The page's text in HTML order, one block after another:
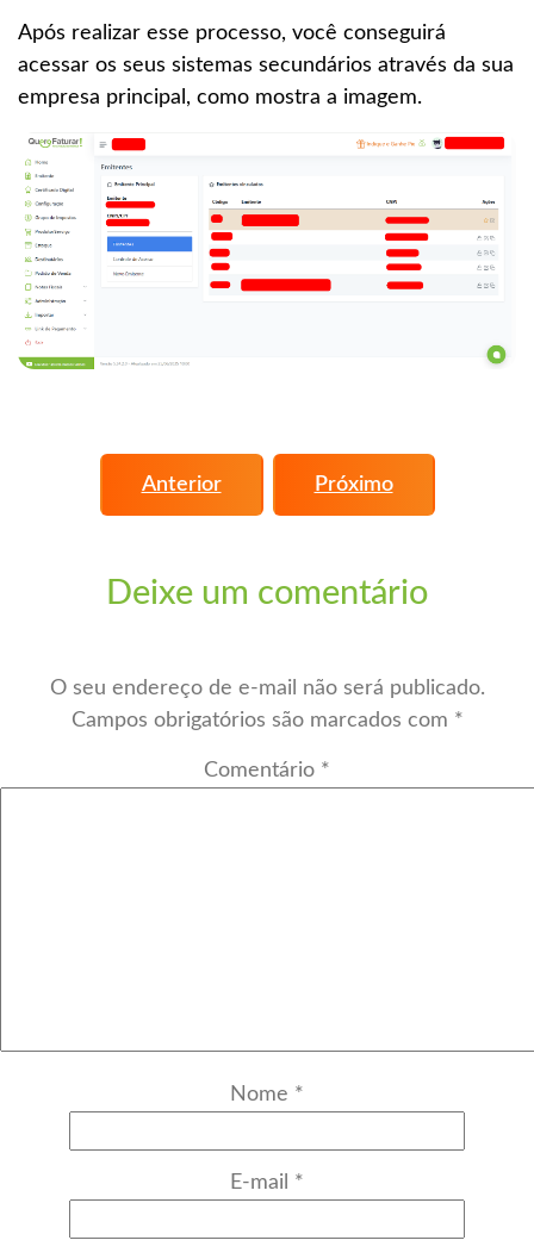
Após realizar esse processo, você conseguirá
acessar os seus sistemas secundários através da sua
empresa principal, como mostra a imagem.
Anterior Próximo
Deixe um comentário
O seu endereço de e-mail não será publicado.
Campos obrigatórios são marcados com *
Comentário *
Nome *
E-mail *